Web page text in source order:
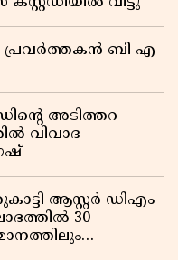
പ്രവർത്തകൻ ബി എ
അടിത്തറ
വിവാദ
ആസ്റ്റർ ഡിഎം
30